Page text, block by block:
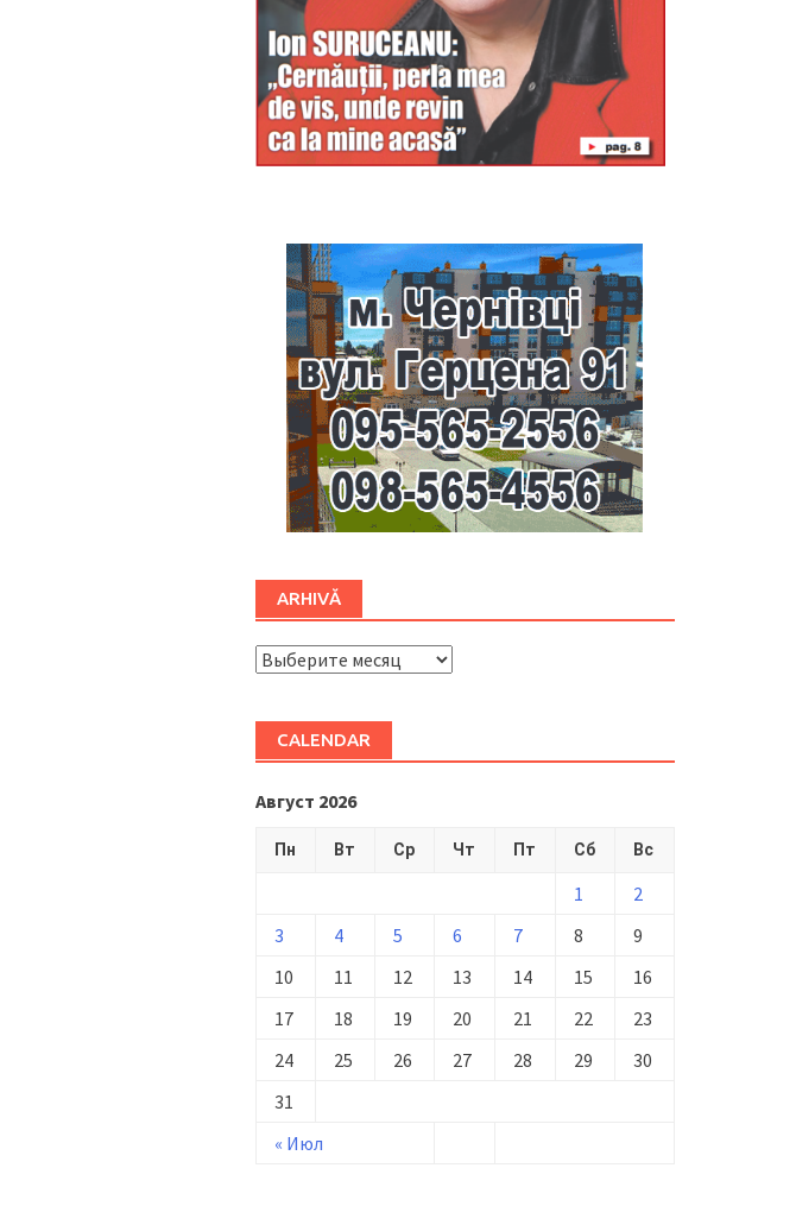
ARHIVĂ
ARHIVĂ
CALENDAR
Август 2026
Пн Вт Ср Чт Пт Сб Вс
« Июл
1
2
3
4 5 6 7 8
9
10
11 12 13 14 15
16
17
18 19 20 21 22
23
24
25 26 27 28 29
30
31